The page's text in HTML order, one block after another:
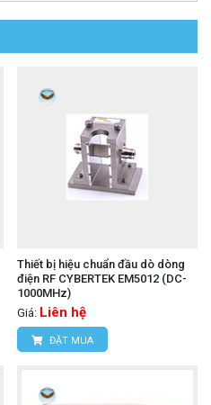
Thiết bị hiệu chuẩn đầu dò dòng
điện RF CYBERTEK EM5012 (DC-
1000MHz)
Giá: Liên hệ
ĐẶT MUA